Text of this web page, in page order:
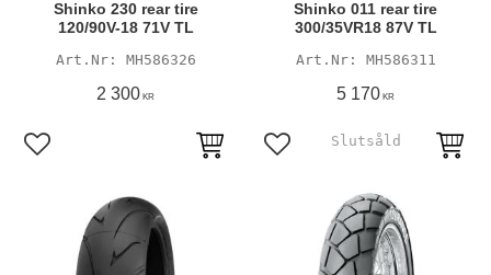
Shinko 230 rear tire
120/90V-18 71V TL
MH586326
2 300 KR
Lägg till i favoriter
Shinko 011 rear tire
300/35VR18 87V TL
MH586311
5 170 KR
Lägg till i favoriter